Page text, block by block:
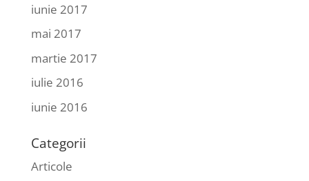
iunie 2017
mai 2017
martie 2017
iulie 2016
iunie 2016
Categorii
Articole